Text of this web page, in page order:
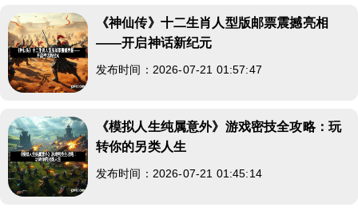
《神仙传》十二生肖人型版邮票震撼亮相
——开启神话新纪元
发布时间：2026-07-21 01:57:47
《模拟人生纯属意外》游戏密技全攻略：玩
转你的另类人生
发布时间：2026-07-21 01:45:14